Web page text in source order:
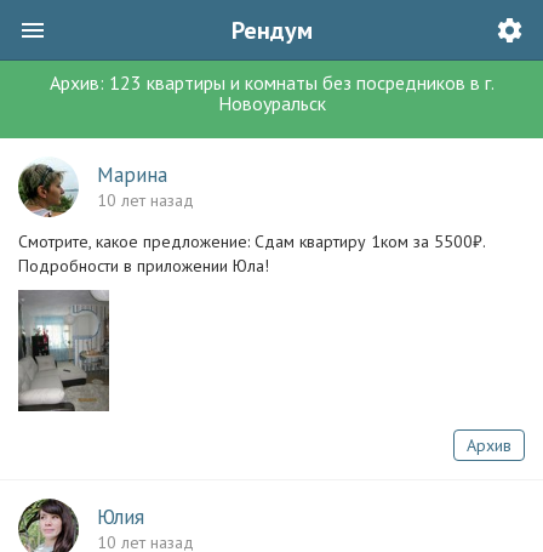
Рендум
Архив: 123 квартиры и комнаты без посредников в г.
Новоуральск
Марина
10 лет назад
Смотрите, какое предложение: Сдам квартиру 1ком за 5500₽.
Подробности в приложении Юла!
Архив
Юлия
10 лет назад